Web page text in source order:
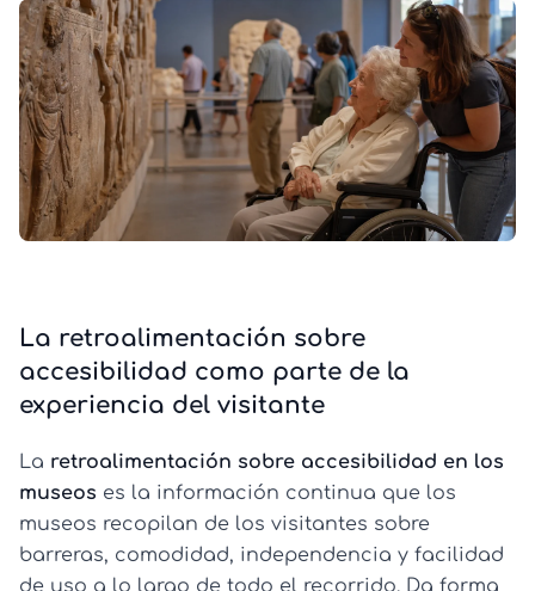
La retroalimentación sobre
accesibilidad como parte de la
experiencia del visitante
La retroalimentación sobre accesibilidad en los
museos es la información continua que los
museos recopilan de los visitantes sobre
barreras, comodidad, independencia y facilidad
de uso a lo largo de todo el recorrido. Da forma